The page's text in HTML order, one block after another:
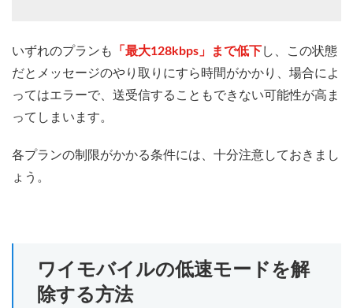
いずれのプランも 「最大128kbps」まで低下 し、この状態
だとメッセージのやり取りにすら時間がかかり、場合によ
ってはエラーで、送受信することもできない可能性が高ま
ってしまいます。
各プランの制限がかかる条件には、十分注意しておきまし
ょう。
ワイモバイルの低速モードを解
除する方法